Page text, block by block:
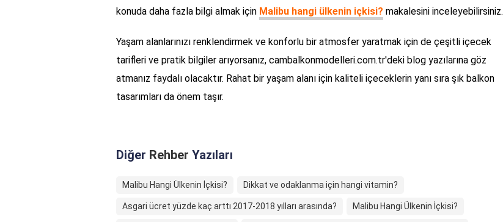
konuda daha fazla bilgi almak için Malibu hangi ülkenin içkisi? makalesini inceleyebilirsiniz.
Yaşam alanlarınızı renklendirmek ve konforlu bir atmosfer yaratmak için de çeşitli içecek
tarifleri ve pratik bilgiler arıyorsanız, cambalkonmodelleri.com.tr'deki blog yazılarına göz
atmanız faydalı olacaktır. Rahat bir yaşam alanı için kaliteli içeceklerin yanı sıra şık balkon
tasarımları da önem taşır.
Diğer Rehber Yazıları
Malibu Hangi Ülkenin İçkisi? Dikkat ve odaklanma için hangi vitamin?
Asgari ücret yüzde kaç arttı 2017-2018 yılları arasında? Malibu Hangi Ülkenin İçkisi?